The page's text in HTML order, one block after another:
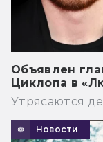
Объявлен
Циклопа в
Утрясаются
Новости